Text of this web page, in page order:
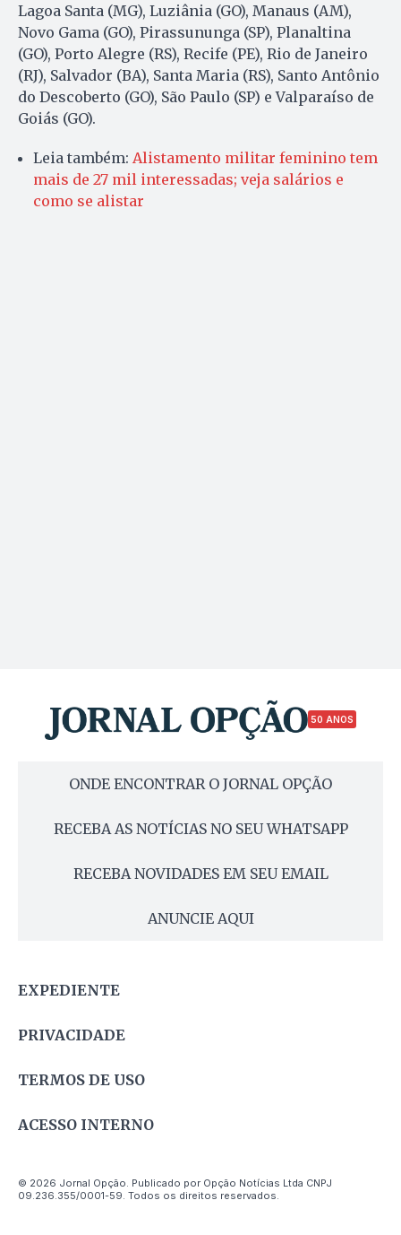
Lagoa Santa (MG), Luziânia (GO), Manaus (AM),
Novo Gama (GO), Pirassununga (SP), Planaltina
(GO), Porto Alegre (RS), Recife (PE), Rio de Janeiro
(RJ), Salvador (BA), Santa Maria (RS), Santo Antônio
do Descoberto (GO), São Paulo (SP) e Valparaíso de
Goiás (GO).
Leia também: Alistamento militar feminino tem
mais de 27 mil interessadas; veja salários e
como se alistar
50 ANOS
ONDE ENCONTRAR O JORNAL OPÇÃO
RECEBA AS NOTÍCIAS NO SEU WHATSAPP
RECEBA NOVIDADES EM SEU EMAIL
ANUNCIE AQUI
EXPEDIENTE
PRIVACIDADE
TERMOS DE USO
ACESSO INTERNO
© 2026 Jornal Opção. Publicado por Opção Notícias Ltda CNPJ
09.236.355/0001-59. Todos os direitos reservados.